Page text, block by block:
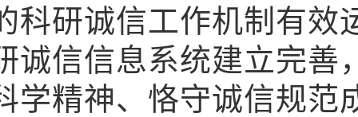
科研诚信工作机制有效
诚信信息系统建立完善
学精神、恪守诚信规范